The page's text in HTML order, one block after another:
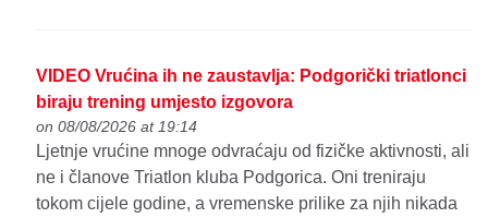
VIDEO Vrućina ih ne zaustavlja: Podgorički triatlonci
biraju trening umjesto izgovora
on 08/08/2026 at 19:14
Ljetnje vrućine mnoge odvraćaju od fizičke aktivnosti, ali
ne i članove Triatlon kluba Podgorica. Oni treniraju
tokom cijele godine, a vremenske prilike za njih nikada